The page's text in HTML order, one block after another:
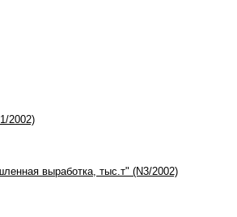
2002)
выработка, тыс.т" (N3/2002)